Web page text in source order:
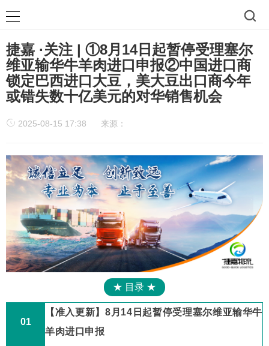
捷嘉 ·关注 | ①8月14日起暂停受理塞尔
维亚输华牛羊肉进口申报②中国进口商
锁定巴西进口大豆，美大豆出口商今年
或错失数十亿美元的对华销售机会
2025-08-15 17:38 来源：
★ 目录 ★
01
【准入更新】8月14日起暂停受理塞尔维亚输华牛
羊肉进口申报